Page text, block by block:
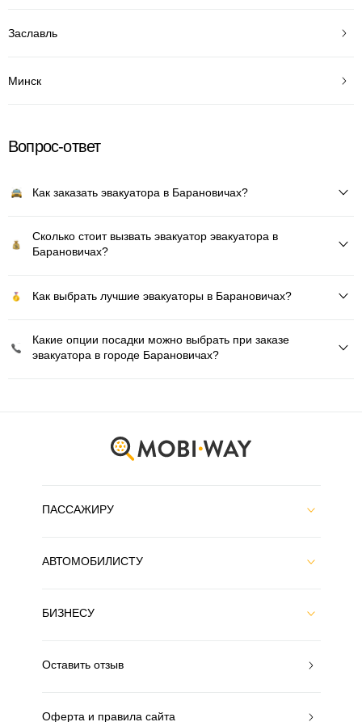
Заславль
Минск
Вопрос-ответ
Как заказать эвакуатора в Барановичах?
Сколько стоит вызвать эвакуатор эвакуатора в
Барановичах?
Как выбрать лучшие эвакуаторы в Барановичах?
Какие опции посадки можно выбрать при заказе
эвакуатора в городе Барановичах?
ПАССАЖИРУ
АВТОМОБИЛИСТУ
БИЗНЕСУ
Оставить отзыв
Оферта и правила сайта